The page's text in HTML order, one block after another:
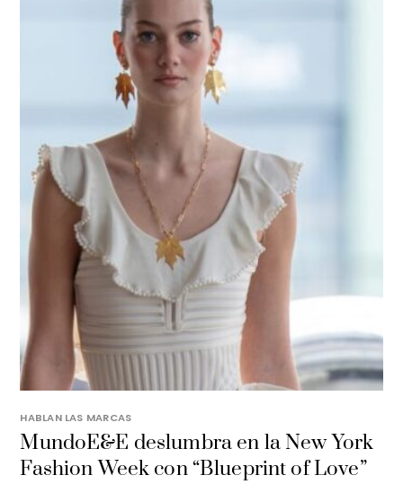
HABLAN LAS MARCAS
MundoE&E deslumbra en la New York
Fashion Week con “Blueprint of Love”